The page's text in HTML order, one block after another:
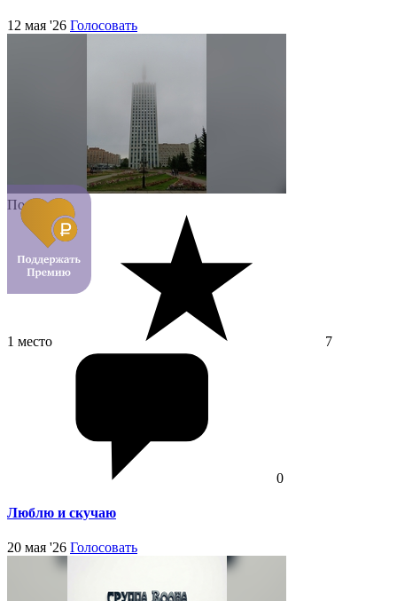
12 мая '26 Голосовать
Подкаст
1 место 7
0
Люблю и скучаю
20 мая '26 Голосовать